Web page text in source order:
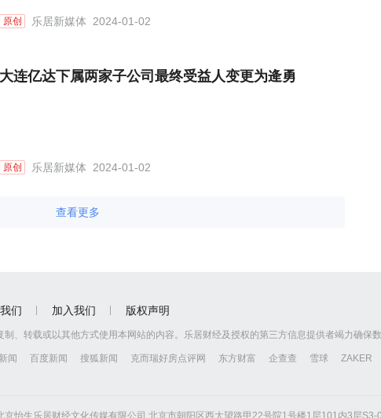
原创 乐居新媒体 2024-01-02
大连亿达下属两家子公司最终受益人变更为逄勇
原创 乐居新媒体 2024-01-02
查看更多
们 加入我们 版权声明
制、转载或以其他方式使用本网站的内容。乐居财经及授权的第三方信息提供者竭力确保
闻 百度新闻 搜狐新闻 克而瑞好房点评网 东方财富 企查查 雪球 ZAKER
怡生乐居财经文化传媒有限公司 北京市朝阳区西大望路甲22号院1号楼1层101内3层